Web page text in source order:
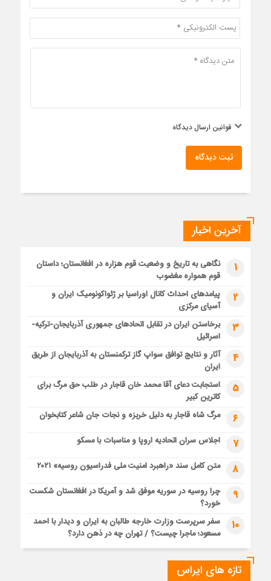
قوانین ارسال دیدگاه
ثبت دیدگاه
آخرین اخبار
1
نگاهی به تاریخ و وضعیت قوم هزاره در افغانستان؛ داستان
قوم همواره مغضوب
2
پیامدهای احداث کانال اوراسیا بر ژئواکونومیک ایران و
آسیای مرکزی
3
برخاستن ایران در تقابل اتحادهای جمهوری آذربایجان-ترکیه-
اسرائیل
4
آثار و نتایج توافق سواپ گاز ترکمنستان به آذربایجان از طریق
ایران
5
استجابت دعای آقا محمد خان قاجار در طلب حق مرگ برای
کاترین کبیر
6 مرگ شاه قاجار به دلیل خربزه و نجات جان شاعر کتابخوان
7 اجلاس سران اتحادیه اروپا و مناسبات با مسکو
8 متن کامل سند «راهبرد امنیت ملی فدراسیون روسیه» ۲۰۲۱
9
چرا روسیه در سوریه موفق شد و آمریکا در افغانستان شکست
خورد؟
10
سفر سرپرست وزارت خارجه طالبان به ایران و دیدار با احمد
مسعود؛ ماجرا چیست؟ / تهران چه در ذهن دارد؟
تازه های ایراس